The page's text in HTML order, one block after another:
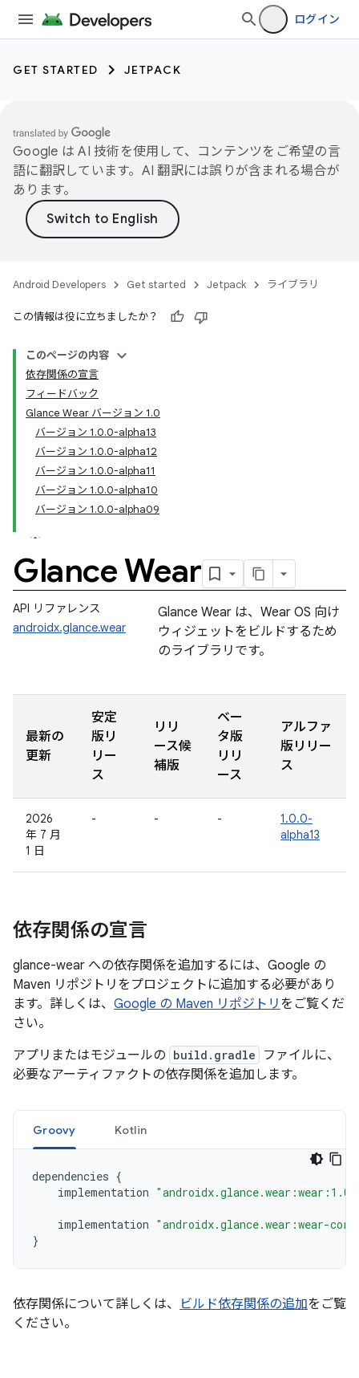
ログイン
GET STARTED JETPACK
Google は AI 技術を使用して、コンテンツをご希望の言
語に翻訳しています。AI 翻訳には誤りが含まれる場合が
あります。
Android Developers Get started Jetpack ライブラリ
この情報は役に立ちましたか？
このページの内容
依存関係の宣言
フィードバック
Glance Wear バージョン 1.0
バージョン 1.0.0-alpha13
バージョン 1.0.0-alpha12
バージョン 1.0.0-alpha11
バージョン 1.0.0-alpha10
バージョン 1.0.0-alpha09
Glance Wear
API リファレンス
androidx.glance.wear
Glance Wear は、Wear OS 向け
ウィジェットをビルドするため
のライブラリです。
最新の
更新
安定
版リ
リー
ス
リリ
ース候
補版
ベー
タ版
リリ
ース
アルファ
版リリー
ス
2026
年 7 月
1 日
- - -
1.0.0-
alpha13
依存関係の宣言
glance-wear への依存関係を追加するには、Google の
Maven リポジトリをプロジェクトに追加する必要があり
ます。詳しくは、 Google の Maven リポジトリ をご覧くだ
さい。
アプリまたはモジュールの build.gradle
ファイルに、
必要なアーティファクトの依存関係を追加します。
Groovy Kotlin
dependencies {
implementation
implementation "androidx.glance.wear:wear-
}
依存関係について詳しくは、 ビルド依存関係の追加をご覧
ください。